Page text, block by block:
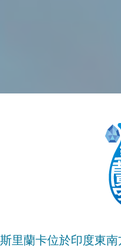
斯里蘭卡位於印度東